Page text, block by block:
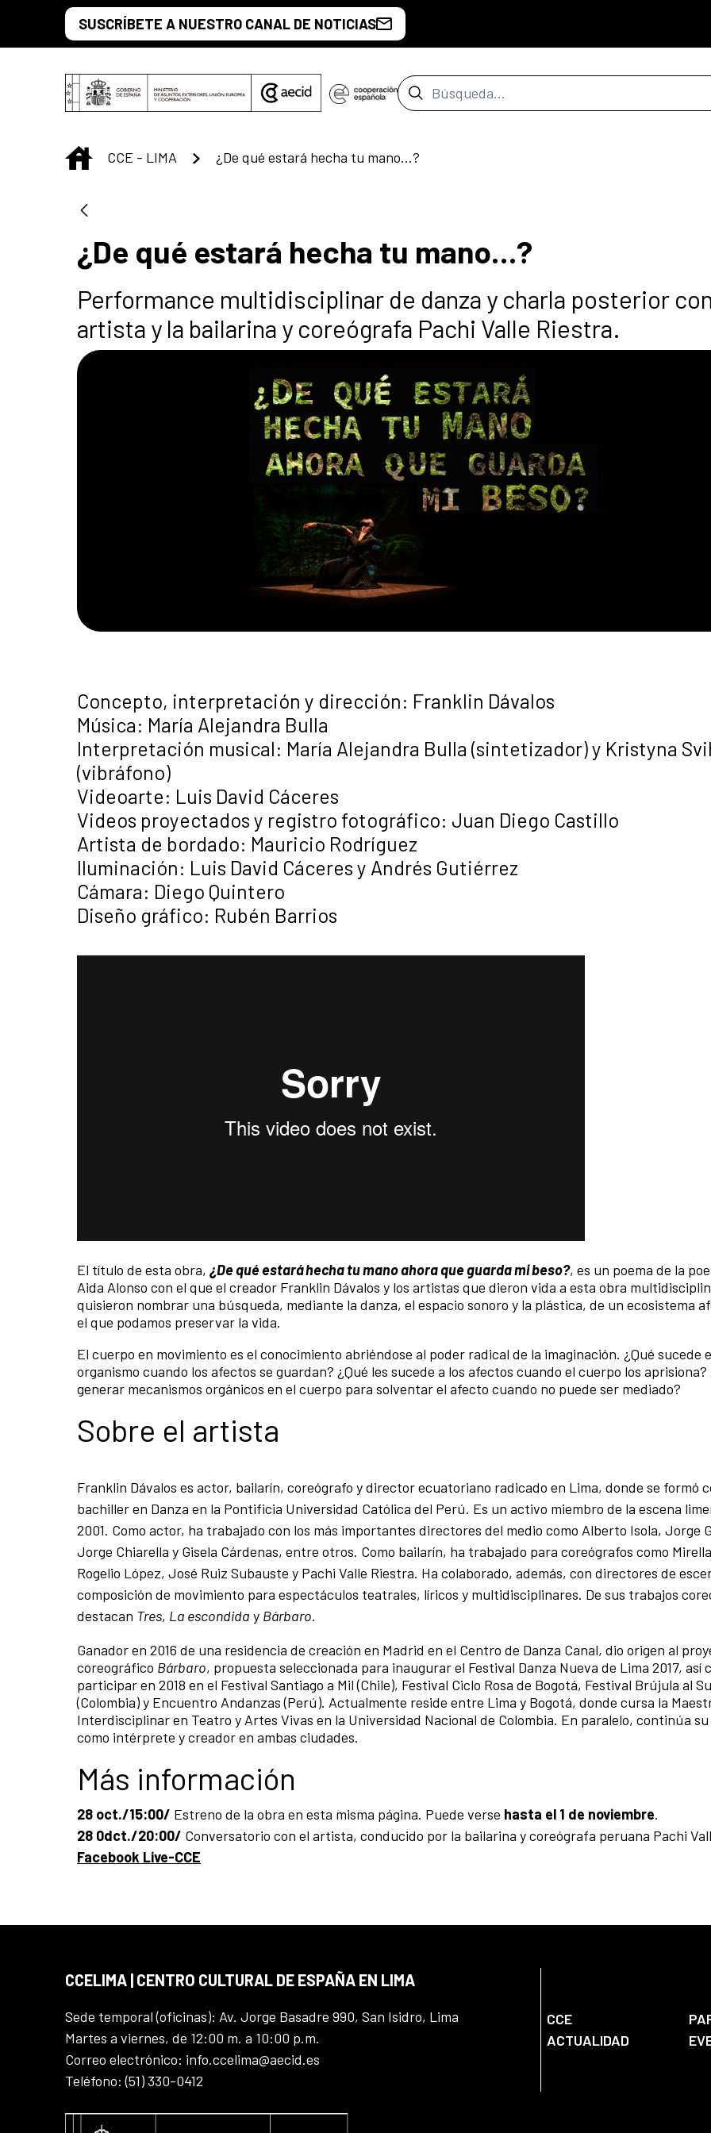
Saltar al contenido principal
SUSCRÍBETE A NUESTRO CANAL DE NOTICIAS
Barra de búsqueda
INICIO
CCE - LIMA ¿De qué estará hecha tu mano…?
¿De qué estará hecha tu mano…?
Performance multidisciplinar de danza y charla posterior
artista y la bailarina y coreógrafa Pachi Valle Riestra.
Concepto, interpretación y dirección: Franklin Dávalos
Música: María Alejandra Bulla
Interpretación musical: María Alejandra Bulla (sintetizador) y Kristyna
(vibráfono)
Videoarte: Luis David Cáceres
Videos proyectados y registro fotográfico: Juan Diego Castillo
Artista de bordado: Mauricio Rodríguez
Iluminación: Luis David Cáceres y Andrés Gutiérrez
Cámara: Diego Quintero
Diseño gráfico: Rubén Barrios
El título de esta obra, ¿De qué estará hecha tu mano ahora que guarda mi beso?, es un poema de la
Aida Alonso con el que el creador Franklin Dávalos y los artistas que dieron vida a esta obra
quisieron nombrar una búsqueda, mediante la danza, el espacio sonoro y la plástica, de un ecosistema
el que podamos preservar la vida.
El cuerpo en movimiento es el conocimiento abriéndose al poder radical de la imaginación. ¿Qué sucede
organismo cuando los afectos se guardan? ¿Qué les sucede a los afectos cuando el cuerpo los aprisiona?
generar mecanismos orgánicos en el cuerpo para solventar el afecto cuando no puede ser mediado?
Sobre el artista
Franklin Dávalos es actor, bailarín, coreógrafo y director ecuatoriano radicado en Lima, donde se formó
bachiller en Danza en la Pontificia Universidad Católica del Perú. Es un activo miembro de la escena
2001. Como actor, ha trabajado con los más importantes directores del medio como Alberto Isola, Jorge
Jorge Chiarella y Gisela Cárdenas, entre otros. Como bailarín, ha trabajado para coreógrafos como
Rogelio López, José Ruiz Subauste y Pachi Valle Riestra. Ha colaborado, además, con directores de
composición de movimiento para espectáculos teatrales, líricos y multidisciplinares. De sus trabajos
destacan Tres, La escondida y Bárbaro.
Ganador en 2016 de una residencia de creación en Madrid en el Centro de Danza Canal, dio origen al
coreográfico Bárbaro, propuesta seleccionada para inaugurar el Festival Danza Nueva de Lima 2017, así
participar en 2018 en el Festival Santiago a Mil (Chile), Festival Ciclo Rosa de Bogotá, Festival Brújula al
(Colombia) y Encuentro Andanzas (Perú). Actualmente reside entre Lima y Bogotá, donde cursa la
Interdisciplinar en Teatro y Artes Vivas en la Universidad Nacional de Colombia. En paralelo, continúa
como intérprete y creador en ambas ciudades.
Más información
28 oct./15:00/ Estreno de la obra en esta misma página. Puede verse hasta el 1 de noviembre.
28 0dct./20:00/ Conversatorio con el artista, conducido por la bailarina y coreógrafa peruana Pachi
Facebook Live-CCE
CCELIMA | CENTRO CULTURAL DE ESPAÑA EN LIMA
Sede temporal (oficinas): Av. Jorge Basadre 990, San Isidro, Lima
Martes a viernes, de 12:00 m. a 10:00 p.m.
Correo electrónico: info.ccelima@aecid.es
Teléfono: (51) 330-0412
CCE
ACTUALIDAD